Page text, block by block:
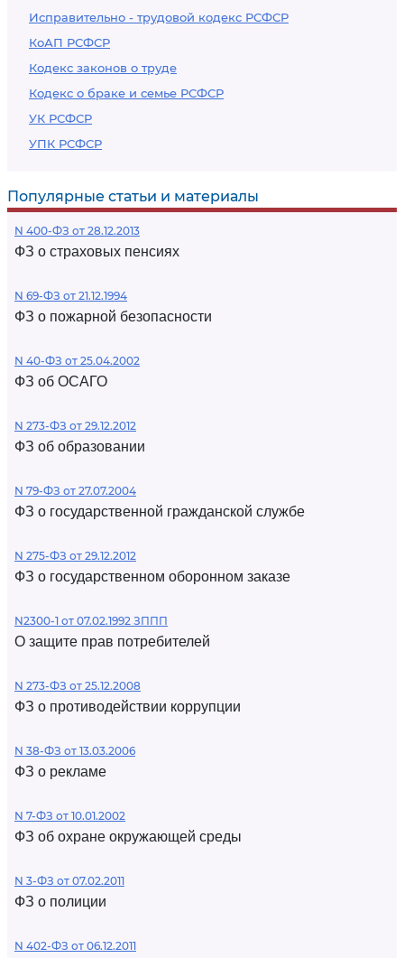
Исправительно - трудовой кодекс РСФСР
КоАП РСФСР
Кодекс законов о труде
Кодекс о браке и семье РСФСР
УК РСФСР
УПК РСФСР
Популярные статьи и материалы
N 400-ФЗ от 28.12.2013
ФЗ о страховых пенсиях
N 69-ФЗ от 21.12.1994
ФЗ о пожарной безопасности
N 40-ФЗ от 25.04.2002
ФЗ об ОСАГО
N 273-ФЗ от 29.12.2012
ФЗ об образовании
N 79-ФЗ от 27.07.2004
ФЗ о государственной гражданской службе
N 275-ФЗ от 29.12.2012
ФЗ о государственном оборонном заказе
N2300-1 от 07.02.1992 ЗППП
О защите прав потребителей
N 273-ФЗ от 25.12.2008
ФЗ о противодействии коррупции
N 38-ФЗ от 13.03.2006
ФЗ о рекламе
N 7-ФЗ от 10.01.2002
ФЗ об охране окружающей среды
N 3-ФЗ от 07.02.2011
ФЗ о полиции
N 402-ФЗ от 06.12.2011